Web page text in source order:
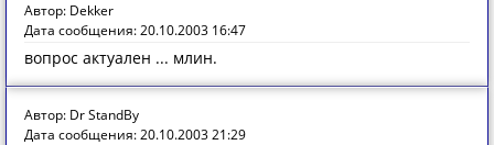
Автор: Dekker
Дата сообщения: 20.10.2003 16:47
вопрос актуален ... млин.
Автор: Dr StandBy
Дата сообщения: 20.10.2003 21:29